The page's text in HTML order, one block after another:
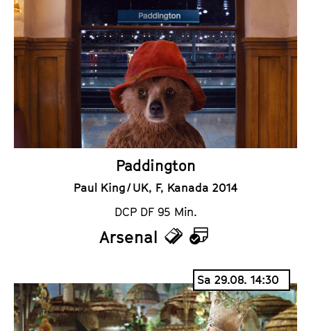
Paddington
Paul King / UK, F, Kanada 2014
DCP DF 95 Min.
Arsenal
T
c
k
K
a
l
e
Sa 29.08. 14:30